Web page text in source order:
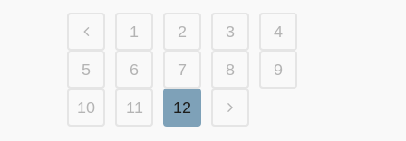
1 2 3 4
5 6 7 8 9
10 11 12